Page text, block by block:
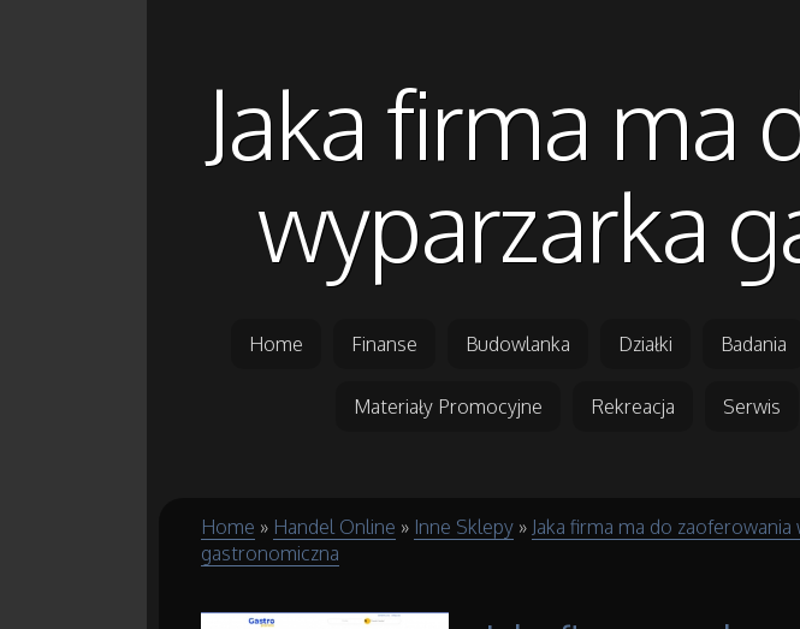
Jaka firma ma
wyparzarka
Home Finanse Budowlanka Działki Badania
Materiały Promocyjne Rekreacja Serwis
Home » Handel Online » Inne Sklepy » Jaka firma ma do zaoferowania
gastronomiczna